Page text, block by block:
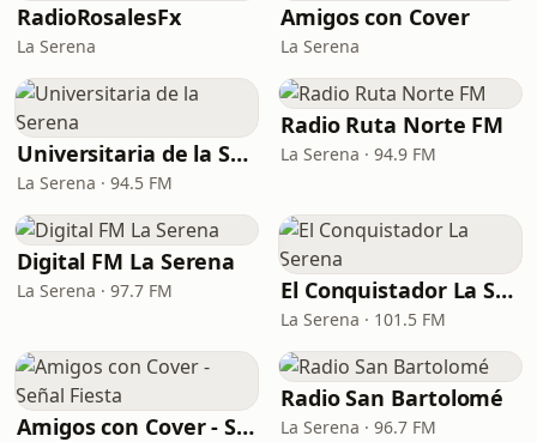
RadioRosalesFx
La Serena
Amigos con Cover
La Serena
Universitaria de la Serena
La Serena · 94.5 FM
Radio Ruta Norte FM
La Serena · 94.9 FM
Digital FM La Serena
La Serena · 97.7 FM El Conquistador La Serena
La Serena · 101.5 FM
Amigos con Cover - Señal Fiesta
Radio San Bartolomé
La Serena · 96.7 FM